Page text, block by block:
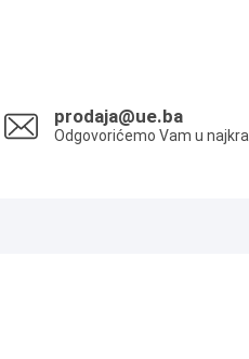
prodaja@ue.ba
Odgovorićemo Vam u